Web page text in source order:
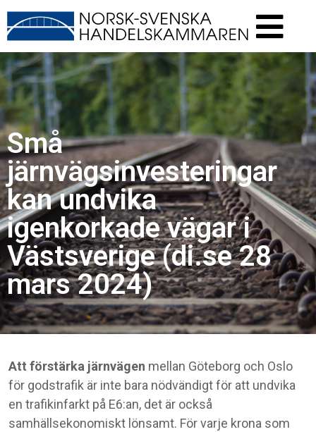
Små
järnvägsinvesteringar
kan undvika
igenkorkade vägar i
Västsverige (di.se 28
mars 2024)
Att förstärka järnvägen mellan Göteborg och Oslo
för godstrafik är inte bara nödvändigt för att undvika
en trafikinfarkt på E6:an, det är också
samhällsekonomiskt lönsamt. För varje krona som